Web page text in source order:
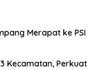
Merapat ke PSI
Kecamatan, Perkuat